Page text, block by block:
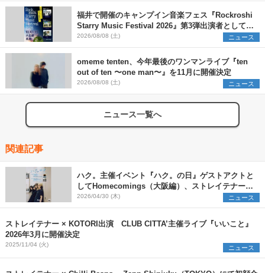
福井で開催のキャンプイン音楽フェス『Rockroshi
Starry Music Festival 2026』第3弾出演者として
SCOOBIE DO、かりゆし58、Reiを発表
2026/08/08 (土) ニュース
omeme tenten、今年最後のワンマンライブ『ten
out of ten 〜one man〜』を11月に開催決定
2026/08/08 (土) ニュース
ニュース一覧へ
関連記事
ハク。主催イベント『ハク。の日』ゲストアクトと
してHomecomings（大阪編）、ストレイテナー
（東京編）を発表
2026/04/30 (木) ニュース
ストレイテナー × KOTORI出演 CLUB CITTA’主催ライブ『いいこと』
2026年3月に開催決定
2025/11/04 (火) ニュース